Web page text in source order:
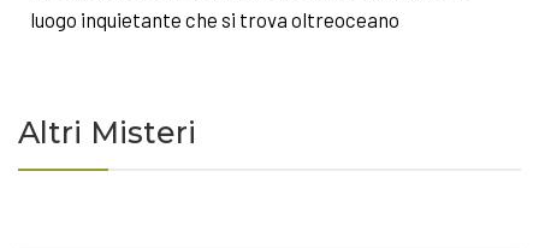
luogo inquietante che si trova oltreoceano
Altri Misteri